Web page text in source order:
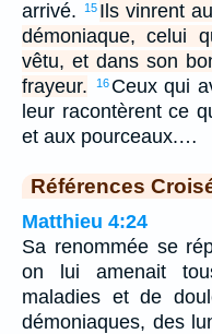
arrivé.
15 Ils vinrent
démoniaque, celui
vêtu, et dans son
frayeur.
16 Ceux qui
leur racontèrent ce
et aux pourceaux.…
Références
Matthieu 4:24
Sa renommée se
on lui amenait
maladies et de
démoniaques, des